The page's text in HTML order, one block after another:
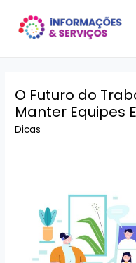
para
O Futuro do
Manter Equipes
Dicas